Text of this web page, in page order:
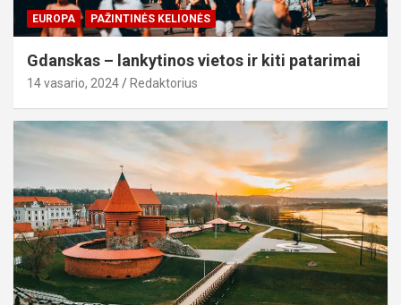
EUROPA PAŽINTINĖS KELIONĖS
Gdanskas – lankytinos vietos ir kiti patarimai
14 vasario, 2024 Redaktorius